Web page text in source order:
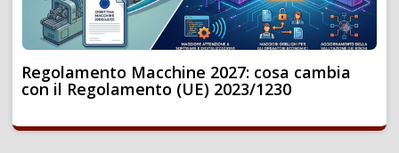
Regolamento Macchine 2027: cosa cambia
con il Regolamento (UE) 2023/1230